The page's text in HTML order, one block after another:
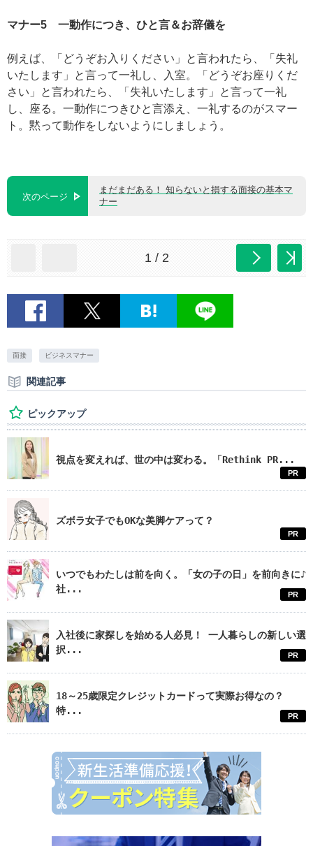
マナー5 一動作につき、ひと言＆お辞儀を
例えば、「どうぞお入りください」と言われたら、「失礼
いたします」と言って一礼し、入室。「どうぞお座りくだ
さい」と言われたら、「失礼いたします」と言って一礼
し、座る。一動作につきひと言添え、一礼するのがスマー
ト。黙って動作をしないようにしましょう。
次のページ
まだまだある！ 知らないと損する面接の基本マ
ナー
1 / 2
面接 ビジネスマナー
関連記事
ピックアップ
視点を変えれば、世の中は変わる。「Rethink PR...
PR
ズボラ女子でもOKな美脚ケアって？
PR
いつでもわたしは前を向く。「女の子の日」を前向きに♪
社...
PR
入社後に家探しを始める人必見！ 一人暮らしの新しい選
択...
PR
18～25歳限定クレジットカードって実際お得なの？
特...
PR